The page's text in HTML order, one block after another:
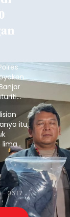
itu,
lima
06:17